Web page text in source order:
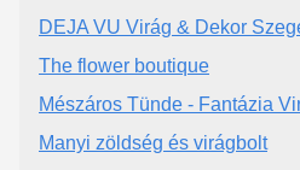
DEJA VU Virág & Dekor
The flower boutique
Mészáros Tünde - Fantázia
Manyi zöldség és virágbolt